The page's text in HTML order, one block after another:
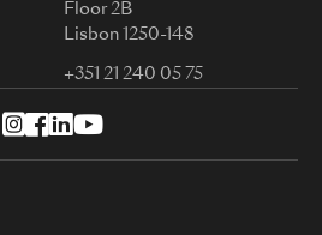
Floor 2B
Lisbon 1250-148
+351 21 240 05 75